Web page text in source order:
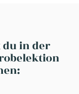
du in der